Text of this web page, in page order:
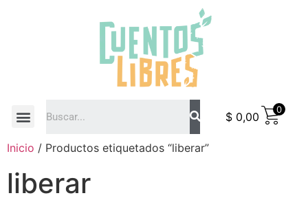
$ 0,00
0
Inicio / Productos etiquetados “liberar”
liberar